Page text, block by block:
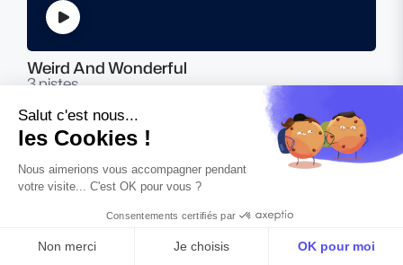
Weird And Wonderful
3 pistes